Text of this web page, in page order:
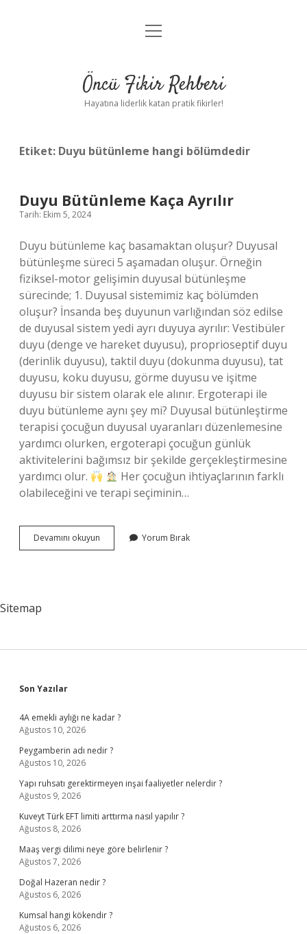
Anasayfa
Yasal Uyarı
menüyü
Öncü Fikir Rehberi
Hayatına liderlik katan pratik fikirler!
Etiket: Duyu bütünleme hangi bölümdedir
Duyu Bütünleme Kaça Ayrılır
Tarih: Ekim 5, 2024
Duyu bütünleme kaç basamaktan oluşur? Duyusal
bütünleşme süreci 5 aşamadan oluşur. Örneğin
fiziksel-motor gelişimin duyusal bütünleşme
sürecinde; 1. Duyusal sistemimiz kaç bölümden
oluşur? İnsanda beş duyunun varlığından söz edilse
de duyusal sistem yedi ayrı duyuya ayrılır: Vestibüler
duyu (denge ve hareket duyusu), proprioseptif duyu
(derinlik duyusu), taktil duyu (dokunma duyusu), tat
duyusu, koku duyusu, görme duyusu ve işitme
duyusu bir sistem olarak ele alınır. Ergoterapi ile
duyu bütünleme aynı şey mi? Duyusal bütünleştirme
terapisi çocuğun duyusal uyaranları düzenlemesine
yardımcı olurken, ergoterapi çocuğun günlük
aktivitelerini bağımsız bir şekilde gerçekleştirmesine
yardımcı olur.
Her çocuğun ihtiyaçlarının farklı
olabileceğini ve terapi seçiminin…
Devamını okuyun
Bütünleme
Yorum Bırak
Sitemap
Sidebar
Son Yazılar
4A emekli aylığı ne kadar ?
Ağustos 10, 2026
Peygamberin adı nedir ?
Ağustos 10, 2026
Yapı ruhsatı gerektirmeyen inşai faaliyetler nelerdir ?
Ağustos 9, 2026
Kuveyt Türk EFT limiti arttırma nasıl yapılır ?
Ağustos 8, 2026
Maaş vergi dilimi neye göre belirlenir ?
Ağustos 7, 2026
Doğal Hazeran nedir ?
Ağustos 6, 2026
Kumsal hangi kökendir ?
Ağustos 6, 2026